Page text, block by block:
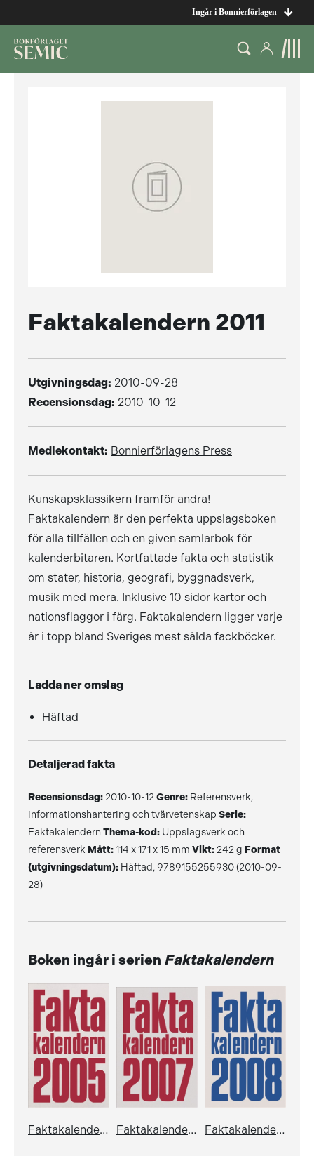
Ingår i Bonnierförlagen
Faktakalendern 2011
Utgivningsdag: 2010-09-28
Recensionsdag: 2010-10-12
Mediekontakt: Bonnierförlagens Press
Kunskapsklassikern framför andra!
Faktakalendern är den perfekta uppslagsboken
för alla tillfällen och en given samlarbok för
kalenderbitaren. Kortfattade fakta och statistik
om stater, historia, geografi, byggnadsverk,
musik med mera. Inklusive 10 sidor kartor och
nationsflaggor i färg. Faktakalendern ligger varje
år i topp bland Sveriges mest sålda fackböcker.
Ladda ner omslag
Häftad
Detaljerad fakta
Recensionsdag: 2010-10-12 Genre: Referensverk,
informationshantering och tvärvetenskap Serie:
Faktakalendern Thema-kod: Uppslagsverk och
referensverk Mått:114 x 171 x 15 mm Vikt: 242 g Format
(utgivningsdatum): Häftad, 9789155255930 (2010-09-
28)
Boken ingår i serien Faktakalendern
Faktakalendern 2005 Faktakalendern 2007 Faktakalendern 2008